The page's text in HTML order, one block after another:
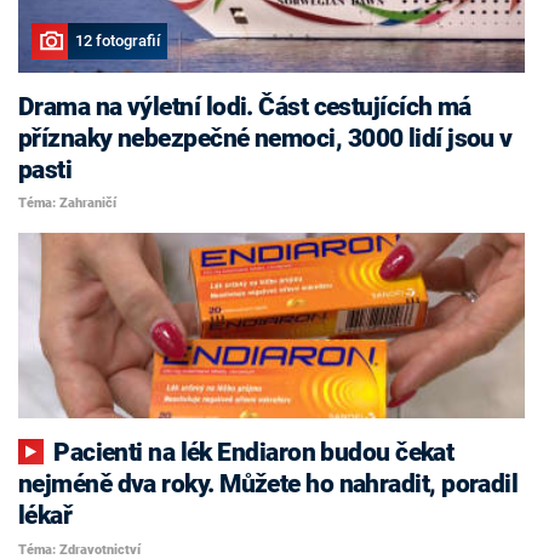
12 fotografií
Drama na výletní lodi. Část cestujících má
příznaky nebezpečné nemoci, 3000 lidí jsou v
pasti
Téma: Zahraničí
nejméně dva roky. Můžete ho nahradit, poradil
lékař
Téma: Zdravotnictví